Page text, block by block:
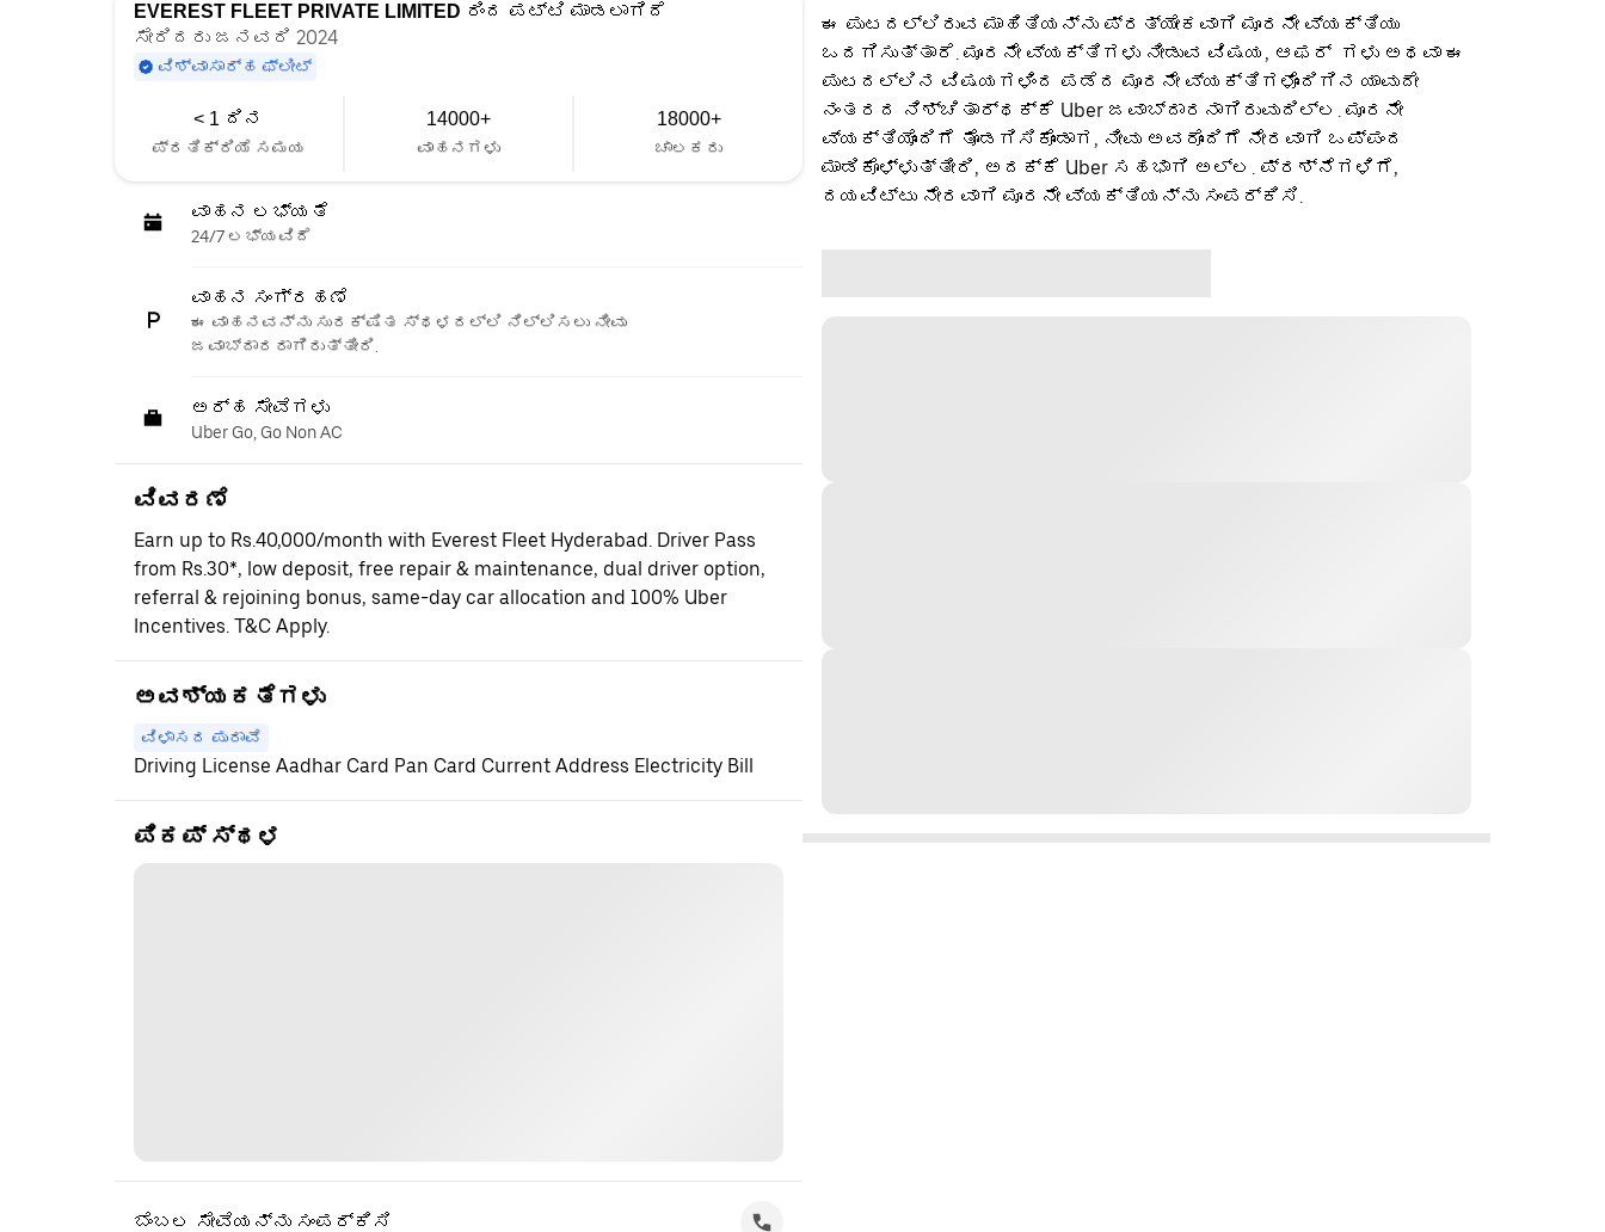
EVEREST FLEET PRIVATE LIMITED ರಿಂದ ಪಟ್ಟಿ ಮಾಡಲಾಗಿದೆ
ಸೇರಿದರು ಜನವರಿ 2024
ವಿಶ್ವಾಸಾರ್ಹ ಫ್ಲೀಟ್
< 1 ದಿನ
ಪ್ರತಿಕ್ರಿಯೆ ಸಮಯ
14000+
ವಾಹನಗಳು
18000+
ಚಾಲಕರು
ವಾಹನ ಲಭ್ಯತೆ
24/7 ಲಭ್ಯವಿದೆ
ವಾಹನ ಸಂಗ್ರಹಣೆ
ಈ ವಾಹನವನ್ನು ಸುರಕ್ಷಿತ ಸ್ಥಳದಲ್ಲಿ ನಿಲ್ಲಿಸಲು ನೀವು
ಜವಾಬ್ದಾರರಾಗಿರುತ್ತೀರಿ.
ಅರ್ಹ ಸೇವೆಗಳು
Uber Go, Go Non AC
ವಿವರಣೆ
Earn up to Rs.40,000/month with Everest Fleet Hyderabad. Driver Pass
from Rs.30*, low deposit, free repair & maintenance, dual driver option,
referral & rejoining bonus, same-day car allocation and 100% Uber
Incentives. T&C Apply.
ಅವಶ್ಯಕತೆಗಳು
ವಿಳಾಸದ ಪುರಾವೆ
Driving License Aadhar Card Pan Card Current Address Electricity Bill
ಪಿಕಪ್ ಸ್ಥಳ
ಬೆಂಬಲ ಸೇವೆಯನ್ನು ಸಂಪರ್ಕಿಸಿ
ಈ ಪುಟದಲ್ಲಿರುವ ಮಾಹಿತಿಯನ್ನು ಪ್ರತ್ಯೇಕವಾಗಿ ಮೂರನೇ ವ್ಯಕ್ತಿಯು
ಒದಗಿಸುತ್ತಾರೆ. ಮೂರನೇ ವ್ಯಕ್ತಿಗಳು ನೀಡುವ ವಿಷಯ, ಆಫರ್ ‌ ಗಳು ಅಥವಾ ಈ
ಪುಟದಲ್ಲಿನ ವಿಷಯಗಳಿಂದ ಪಡೆದ ಮೂರನೇ ವ್ಯಕ್ತಿಗಳೊಂದಿಗಿನ ಯಾವುದೇ
ನಂತರದ ನಿಶ್ಚಿತಾರ್ಥಕ್ಕೆ Uber ಜವಾಬ್ದಾರನಾಗಿರುವುದಿಲ್ಲ. ಮೂರನೇ
ವ್ಯಕ್ತಿಯೊಂದಿಗೆ ತೊಡಗಿಸಿಕೊಂಡಾಗ, ನೀವು ಅವರೊಂದಿಗೆ ನೇರವಾಗಿ ಒಪ್ಪಂದ
ಮಾಡಿಕೊಳ್ಳುತ್ತೀರಿ, ಅದಕ್ಕೆ Uber ಸಹಭಾಗಿ ಅಲ್ಲ. ಪ್ರಶ್ನೆಗಳಿಗೆ,
ದಯವಿಟ್ಟು ನೇರವಾಗಿ ಮೂರನೇ ವ್ಯಕ್ತಿಯನ್ನು ಸಂಪರ್ಕಿಸಿ.